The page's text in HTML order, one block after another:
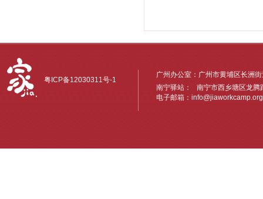
粤ICP备12030311号-1
广州办公室：广州市黄埔区长洲
南宁驿站： 南宁市西乡塘区龙
电子邮箱： info@jiaworkcamp.org